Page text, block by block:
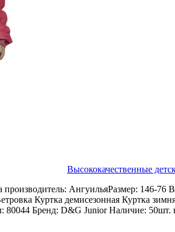
Высококачественные
АнгуильяРазмер: 146-76
Куртка демисезонная Куртка
Бренд: D&G Junior Наличие: 50шт.